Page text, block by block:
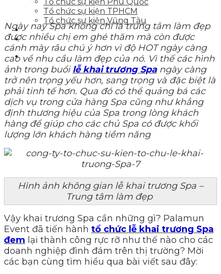
Tổ chức sự kiện TPHCM
Tổ chức sự kiện Vũng Tàu
Tin tức sự kiện
Liên hệ
Ngày nay Spa không chỉ là trung tâm làm đẹp
được nhiều chị em ghé thăm mà còn được
cánh mày râu chú ý hơn vì độ HOT ngày càng
cao về nhu cầu làm đẹp của nó. Vì thế các hình
ảnh trong buổilễ khai trương Spangày càng
trở nên trọng yếu hơn, sang trọng và đặc biệt là
phải tinh tế hơn. Qua đó có thể quảng bá các
dịch vụ trong cửa hàng Spa cũng như khẳng
định thương hiệu của Spa trong lòng khách
hàng để giúp cho các chủ Spa có được khối
lượng lớn khách hàng tiềm năng
Hình ảnh không gian lễ khai trương Spa –
Trung tâm làm đẹp
Vậy khai trương Spa cần những gì? Palamun
Event đã tiến hành tổ chức lễ khai trương Spa
đem lại thành công rực rỡ như thế nào cho các
doanh nghiệp đình đám trên thị trường? Mời
các bạn cùng tìm hiểu qua bài viết sau đây: